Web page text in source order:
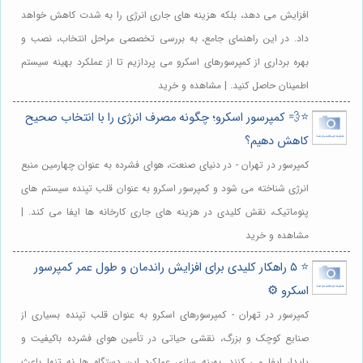
افزایش می دهد، بلکه هزینه های جاری انرژی را به شدت کاهش خواهد
داد. در این راهنمای جامع، به بررسی تخصصی مراحل انتخاب، نصب و
بهره برداری از کمپرسورهای اسکرو می پردازیم تا از عملکرد بهینه سیستم
اطمینان حاصل کنید. | مشاهده و خرید
⭐️💨 کمپرسور اسکرو؛ چگونه مصرف انرژی را با انتخاب صحیح
کاهش دهیم؟
کمپرسور در تهران - در دنیای صنعت، هوای فشرده به عنوان چهارمین منبع
انرژی شناخته می شود و کمپرسور اسکرو به عنوان قلب تپنده سیستم های
پنوماتیک، نقش کلیدی در هزینه های جاری کارخانه ها ایفا می کند. |
مشاهده و خرید
⭐️ ۵ راهکار کلیدی برای افزایش راندمان و طول عمر کمپرسور
اسکرو ⚙️
کمپرسور در تهران - کمپرسورهای اسکرو به عنوان قلب تپنده بسیاری از
صنایع کوچک و بزرگ، نقشی حیاتی در تأمین هوای فشرده باکیفیت و